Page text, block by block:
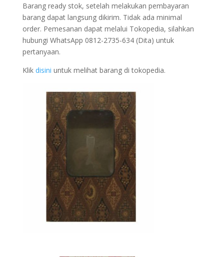
Barang ready stok, setelah melakukan pembayaran
barang dapat langsung dikirim. Tidak ada minimal
order. Pemesanan dapat melalui Tokopedia, silahkan
hubungi WhatsApp 0812-2735-634 (Dita) untuk
pertanyaan.
Klik disini untuk melihat barang di tokopedia.